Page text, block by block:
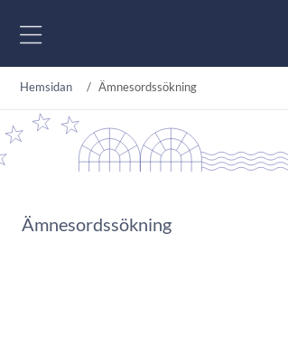
Hemsidan Ämnesordssökning
Ämnesordssökning